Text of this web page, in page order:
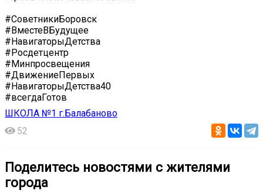
#СоветникиБоровск
#ВместеВБудущее
#НавигаторыДетства
#Росдетцентр
#Минпросвещения
#ДвижениеПервых
#НавигаторыДетства40
#всегдаГотов
ШКОЛА №1 г.Балабаново
52
Поделитесь новостями с жителями
города